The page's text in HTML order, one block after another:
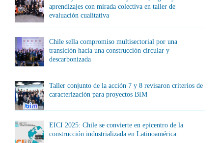
aprendizajes con mirada colectiva en taller de
evaluación cualitativa
Chile sella compromiso multisectorial por una
transición hacia una construcción circular y
descarbonizada
Taller conjunto de la acción 7 y 8 revisaron criterios de
caracterización para proyectos BIM
EICI 2025: Chile se convierte en epicentro de la
construcción industrializada en Latinoamérica